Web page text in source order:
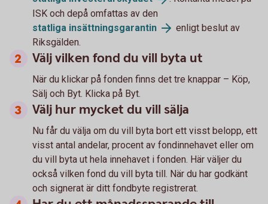
ISK och depå omfattas av den
statliga insättningsgarantin
enligt beslut av
Riksgälden.
Välj vilken fond du vill byta ut
När du klickar på fonden finns det tre knappar – Köp,
Sälj och Byt. Klicka på Byt.
Välj hur mycket du vill sälja
Nu får du välja om du vill byta bort ett visst belopp, ett
visst antal andelar, procent av fondinnehavet eller om
du vill byta ut hela innehavet i fonden. Här väljer du
också vilken fond du vill byta till. När du har godkänt
och signerat är ditt fondbyte registrerat.